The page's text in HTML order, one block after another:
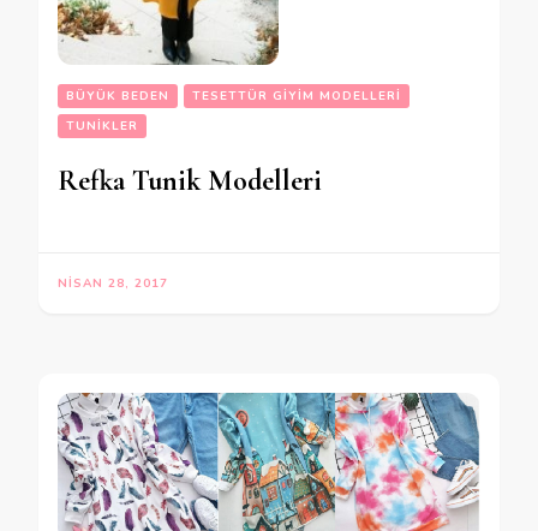
BÜYÜK BEDEN
TESETTÜR GIYIM MODELLERI
TUNIKLER
Refka Tunik Modelleri
NISAN 28, 2017